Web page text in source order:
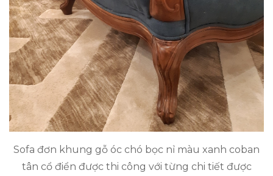
Sofa đơn khung gỗ óc chó bọc nỉ màu xanh coban
tân cổ điển được thi công với từng chi tiết được